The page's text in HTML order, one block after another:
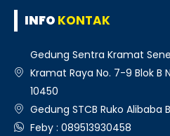
INFO KONTAK
Gedung Sentra Kramat
Kramat Raya No. 7-9 Blok B
10450
Gedung STCB Ruko Alibaba
Feby : 089513930458